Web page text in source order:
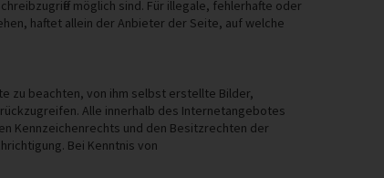
möglich sind. Für illegale, fehlerhafte oder
haftet allein der Anbieter der Seite, auf welche
zu beachten, von ihm selbst erstellte Bilder,
Alle innerhalb des Internetangebotes
Kennzeichenrechts und den Besitzrechten der
Bei Kenntnis von